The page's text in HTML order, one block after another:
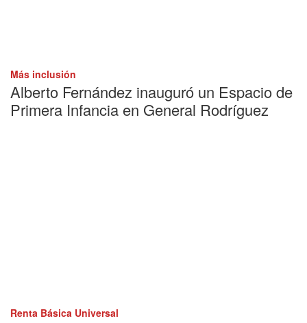
Más inclusión
Alberto Fernández inauguró un Espacio de
Primera Infancia en General Rodríguez
Renta Básica Universal